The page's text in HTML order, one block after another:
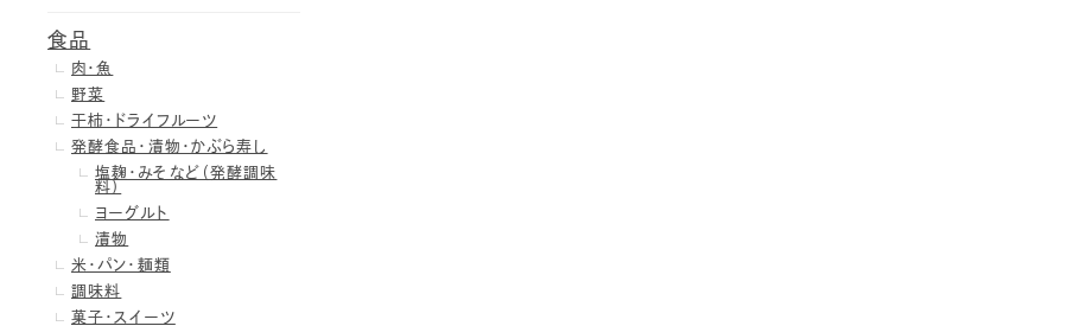
食品
肉・魚
野菜
干柿・ドライフルーツ
発酵食品・漬物・かぶら寿し
塩麹・みそなど（発酵調味
料）
ヨーグルト
漬物
米・パン・麺類
調味料
菓子・スイーツ